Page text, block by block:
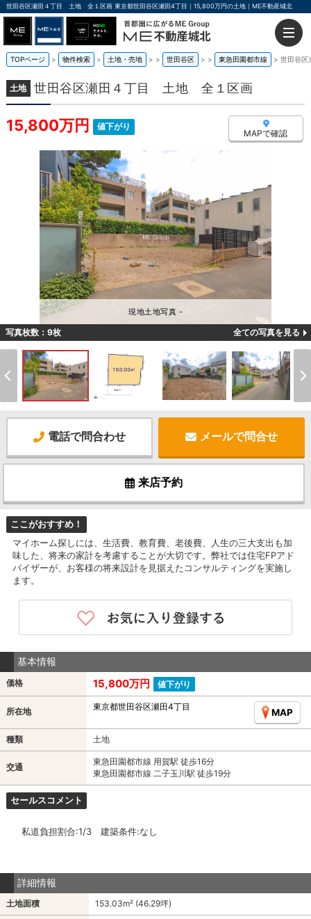
世田谷区瀬田４丁目 土地 全１区画 東京都世田谷区瀬田4丁目｜15,800万円の土地｜ME不動産城北
TOPページ 物件検索 土地・売地 > 世田谷区 > 東急田園都市線 世田谷
土地 世田谷区瀬田４丁目 土地 全１区画
15,800万円 値下がり
MAPで確認
現地土地写真 -
写真枚数：9枚 全ての写真を見る
電話で問合わせ メールで問合せ
来店予約
ここがおすすめ！
マイホーム探しには、生活費、教育費、老後費、人生の三大支出も加
味した、将来の家計を考慮することが大切です。弊社では住宅FPアド
バイザーが、お客様の将来設計を見据えたコンサルティングを実施し
ます。
基本情報
価格 15,800万円 値下がり
所在地 東京都世田谷区瀬田4丁目
MAP
種類 土地
交通
東急田園都市線 用賀駅 徒歩16分
東急田園都市線 二子玉川駅 徒歩19分
セールスコメント
私道負担割合:1/3 建築条件:なし
詳細情報
土地面積 153.03m² (46.29坪)